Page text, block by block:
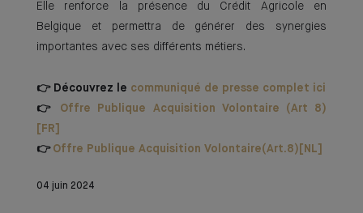
Elle renforce la présence du Crédit Agricole en
Belgique et permettra de générer des synergies
importantes avec ses différents métiers.
👉 Découvrez le communiqué de presse complet ici
👉 Offre Publique Acquisition Volontaire (Art 8 )
[FR]
👉 Offre Publique Acquisition Volontaire(Art.8)[NL]
04 juin 2024